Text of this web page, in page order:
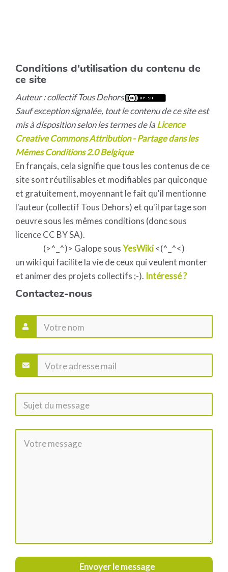
Conditions d'utilisation du contenu de
ce site
Auteur : collectif Tous Dehors
Sauf exception signalée, tout le contenu de ce site est
mis à disposition selon les termes de laLicence
Creative Commons Attribution - Partage dans les
Mêmes Conditions 2.0 Belgique
En français, cela signifie que tous les contenus de ce
site sont réutilisables et modifiables par quiconque
et gratuitement, moyennant le fait qu'il mentionne
l'auteur (collectif Tous Dehors) et qu'il partage son
oeuvre sous les mêmes conditions (donc sous
licence CC BY SA).
(>^_^)> Galope sousYesWiki<(^_^<)
un wiki qui facilite la vie de ceux qui veulent monter
et animer des projets collectifs ;-). Intéressé ?
Contactez-nous
Envoyer le message